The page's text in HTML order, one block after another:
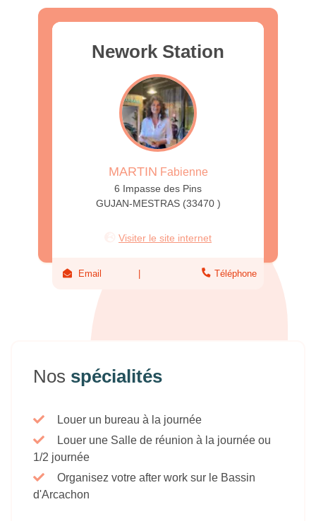
Nework Station
MARTIN Fabienne
6 Impasse des Pins
GUJAN-MESTRAS (33470 )
Visiter le site internet
Email Téléphone
Nos spécialités
Louer un bureau à la journée
Louer une Salle de réunion à la journée ou
1/2 journée
Organisez votre after work sur le Bassin
d'Arcachon